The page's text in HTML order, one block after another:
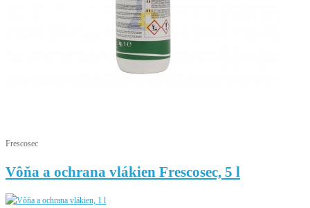
Frescosec
Vôňa a ochrana vlákien Frescosec, 5 l